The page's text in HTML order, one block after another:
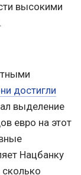
высокими
достигли
выделение
евро на этот
Нацбанку